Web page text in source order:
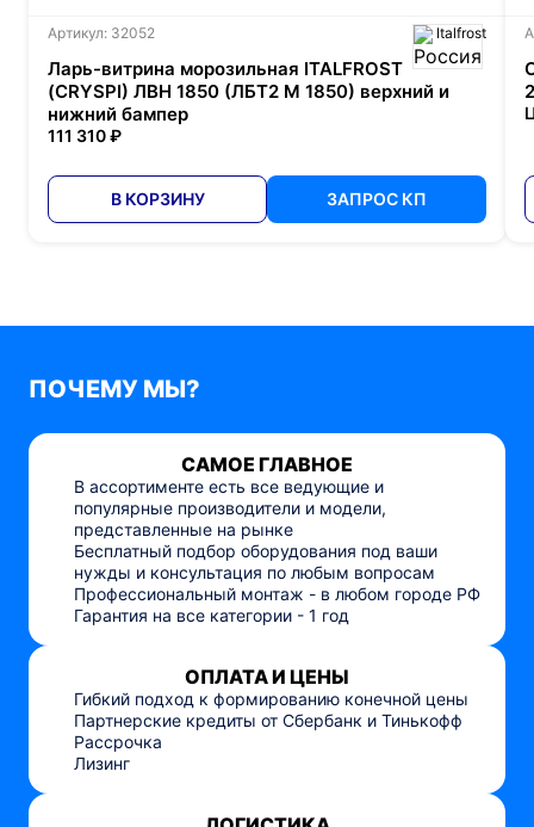
Артикул: 32052 Italfrost
Ларь-витрина морозильная ITALFROST
(CRYSPI) ЛВН 1850 (ЛБТ2 М 1850) верхний и
нижний бампер
111 310 ₽
В КОРЗИНУ ЗАПРОС КП
ПОЧЕМУ МЫ?
САМОЕ ГЛАВНОЕ
В ассортименте есть все ведующие и
популярные производители и модели,
представленные на рынке
Бесплатный подбор оборудования под ваши
нужды и консультация по любым вопросам
Профессиональный монтаж - в любом городе РФ
Гарантия на все категории - 1 год
ОПЛАТА И ЦЕНЫ
Гибкий подход к формированию конечной цены
Партнерские кредиты от Сбербанк и Тинькофф
Рассрочка
Лизинг